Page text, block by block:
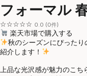
フォーマル
☆☆☆☆☆ 0.0 (0件)
楽天市場で購入する
秋のシーズンにぴった
紹介します！
上品な光沢感が魅力のこ